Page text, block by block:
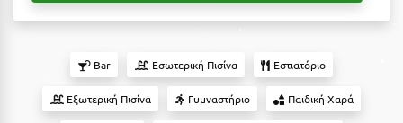
Αστυπάλαια
Boutique Hotels
Ξενώνες
Bar Εσωτερική Πισίνα Εστιατόριο
Εξωτερική Πισίνα Γυμναστήριο Παιδική Χαρά